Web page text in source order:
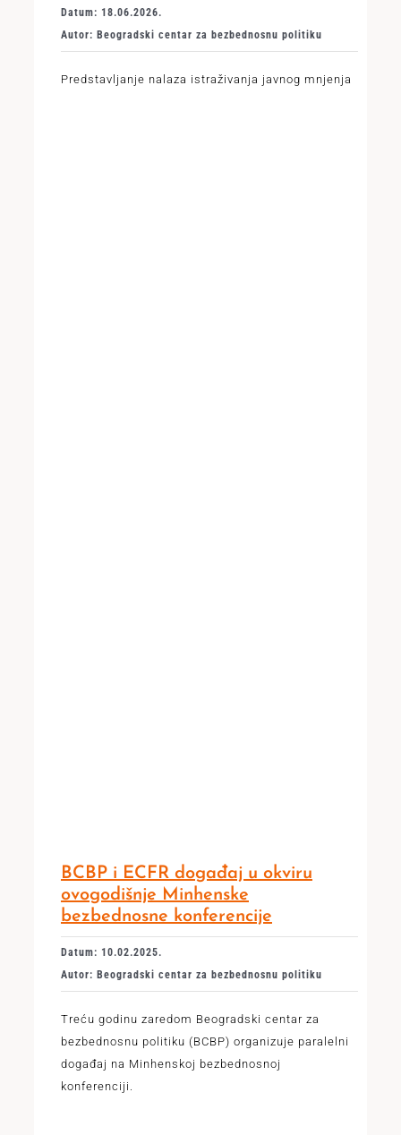
Datum: 18.06.2026.
Autor: Beogradski centar za bezbednosnu politiku
Predstavljanje nalaza istraživanja javnog mnjenja
BCBP i ECFR događaj u okviru
ovogodišnje Minhenske
bezbednosne konferencije
Datum: 10.02.2025.
Autor: Beogradski centar za bezbednosnu politiku
Treću godinu zaredom Beogradski centar za
bezbednosnu politiku (BCBP) organizuje paralelni
događaj na Minhenskoj bezbednosnoj
konferenciji.